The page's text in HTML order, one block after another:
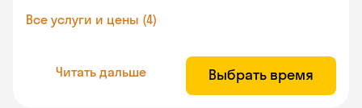
Все услуги и цены (4)
Читать дальше Выбрать время